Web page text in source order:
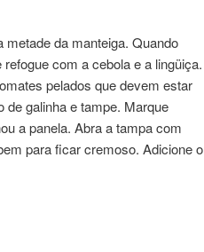
da manteiga. Quando
com a cebola e a lingüiça.
pelados que devem estar
galinha e tampe. Marque
a panela. Abra a tampa com
para ficar cremoso. Adicione o